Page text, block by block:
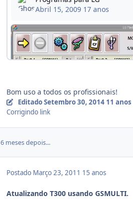
Bom uso a todos os profissionais!
EditadoSetembro 30, 2014 11 anos
Corrigindo link
6 meses depois...
Postado Março 23, 2011 15 anos
Atualizando T300 usando GSMULTI.